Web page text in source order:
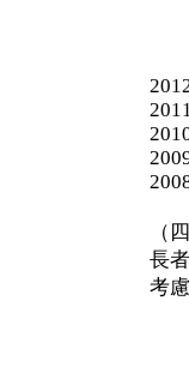
（
長
考